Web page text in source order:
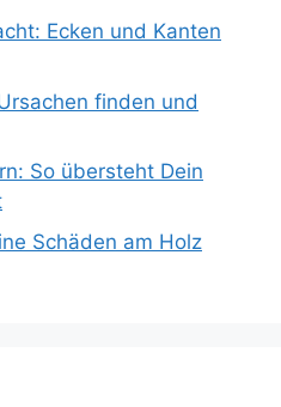
Ecken und Kanten
finden und
So übersteht Dein
Schäden am Holz